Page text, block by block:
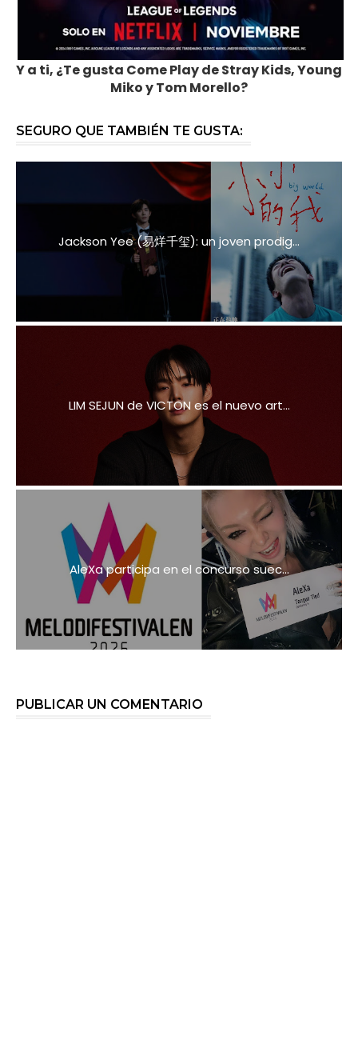
Y a ti, ¿Te gusta Come Play de Stray Kids, Young
Miko y Tom Morello?
SEGURO QUE TAMBIÉN TE GUSTA:
Jackson Yee (易烊千玺): un joven prodig...
LIM SEJUN de VICTON es el nuevo art...
AleXa participa en el concurso suec...
PUBLICAR UN COMENTARIO